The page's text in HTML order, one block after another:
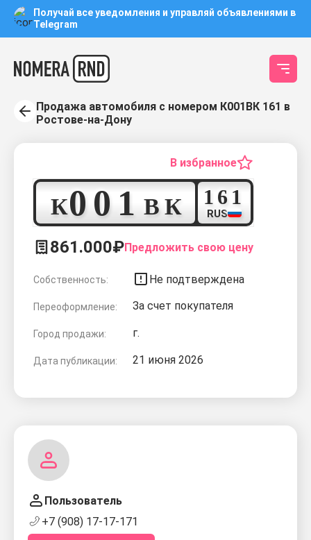
Получай все уведомления и управляй объявлениями в
Telegram
Продажа автомобиля с номером К001ВК 161 в
Ростове-на-Дону
В избранное
К0
0
1
ВК1
61
RUS
861.000₽Предложить свою цену
Собственность: Не подтверждена
Переоформление: За счет покупателя
Город продажи: г.
Дата публикации: 21 июня 2026
Пользователь
+7 (908) 17-17-171